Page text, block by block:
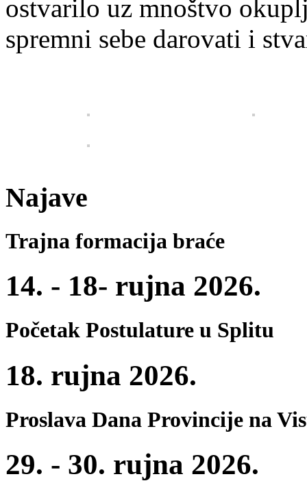
ostvarilo uz mnoštvo
spremni sebe darovati i
Najave
Trajna formacija braće
14. - 18- rujna 2026.
Početak Postulature u Splitu
18. rujna 2026.
Proslava Dana Provincije na
29. - 30. rujna 2026.